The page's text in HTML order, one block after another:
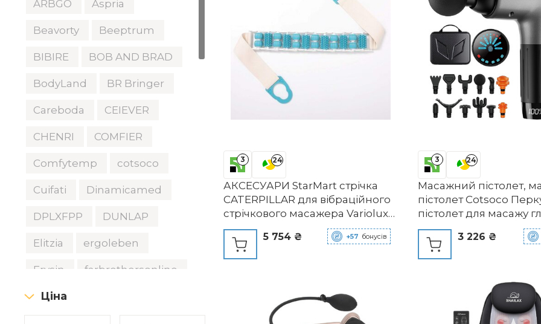
ARBGO Aspria
Beavorty Beeptrum
BIBIRE BOB AND BRAD
BodyLand BR Bringer
Careboda CEIEVER
CHENRI COMFIER
Comfytemp cotsoco
Cuifati Dinamicamed
DPLXFPP DUNLAP
Elitzia ergoleben
Erysin farbrothersonline
FarmaMed
Ціна
3 24
АКСЕСУАРИ StarMart стрічка
CATERPILLAR для вібраційного
стрічкового масажера Variolux
Super.
5 754 ₴ +57 бонусів
3 24
Масажний пістолет,
пістолет Cotsoco
пістолет для масажу
тканин для
тихий портативний
електричний
головками (сірий)
3 226 ₴